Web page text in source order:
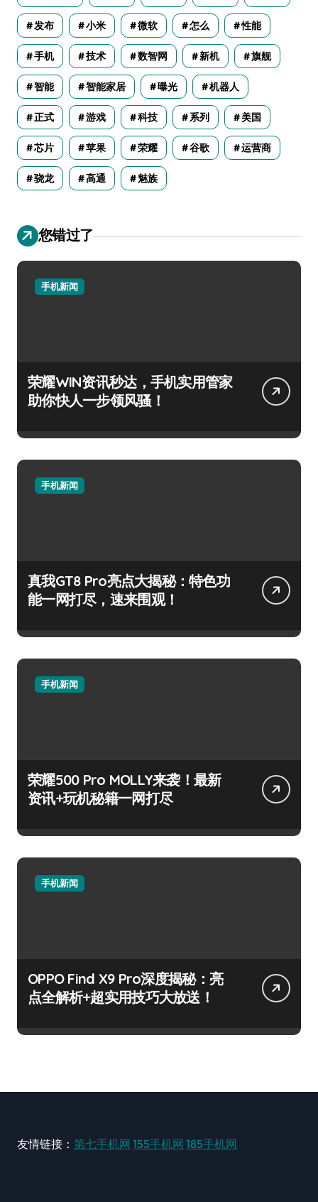
发布 小米 微软 怎么 性能
手机 技术 数智网 新机 旗舰
智能 智能家居 曝光 机器人
正式 游戏 科技 系列 美国
芯片 苹果 荣耀 谷歌 运营商
骁龙 高通 魅族
您错过了
手机新闻
荣耀WIN资讯秒达，手机实用管家
助你快人一步领风骚！
手机新闻
真我GT8 Pro亮点大揭秘：特色功
能一网打尽，速来围观！
手机新闻
荣耀500 Pro MOLLY来袭！最新
资讯+玩机秘籍一网打尽
手机新闻
OPPO Find X9 Pro深度揭秘：亮
点全解析+超实用技巧大放送！
友情链接： 第七手机网 155手机网 185手机网